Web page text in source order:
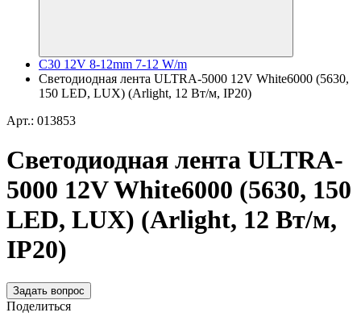
C30 12V 8-12mm 7-12 W/m
Светодиодная лента ULTRA-5000 12V White6000 (5630,
150 LED, LUX) (Arlight, 12 Вт/м, IP20)
Арт.: 013853
Светодиодная лента ULTRA-
5000 12V White6000 (5630, 150
LED, LUX) (Arlight, 12 Вт/м,
IP20)
Задать вопрос
Поделиться